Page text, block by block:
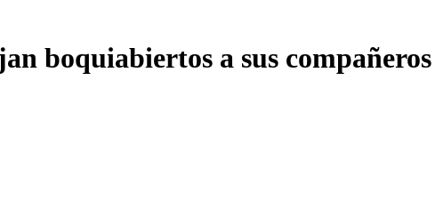
boquiabiertos a sus compañeros